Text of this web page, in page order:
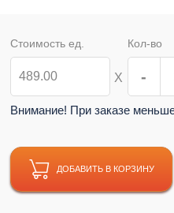
Стоимость ед.
Х
Кол-во
-
Внимание! При заказе
ДОБАВИТЬ В КОРЗИНУ